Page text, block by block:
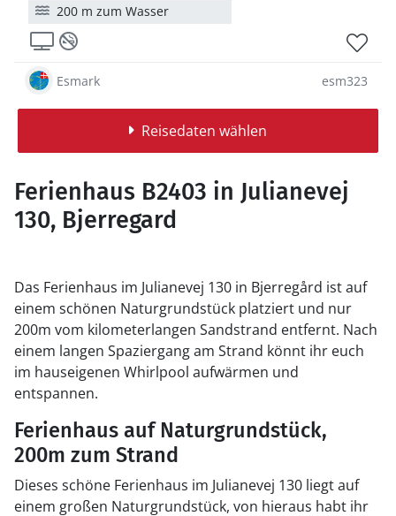
200 m zum Wasser
Esmark esm323
Reisedaten wählen
Ferienhaus B2403 in Julianevej
130, Bjerregard
Das Ferienhaus im Julianevej 130 in Bjerregård ist auf
einem schönen Naturgrundstück platziert und nur
200m vom kilometerlangen Sandstrand entfernt. Nach
einem langen Spaziergang am Strand könnt ihr euch
im hauseigenen Whirlpool aufwärmen und
entspannen.
Ferienhaus auf Naturgrundstück,
200m zum Strand
Dieses schöne Ferienhaus im Julianevej 130 liegt auf
einem großen Naturgrundstück, von hieraus habt ihr